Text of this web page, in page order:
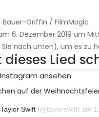
Bauer-Griffin / FilmMagic
6. Dezember 2019 um
nach unten), um es zu
dieses Lied
ansehen
auf der
Taylor Swift (@taylorswift) am 1.